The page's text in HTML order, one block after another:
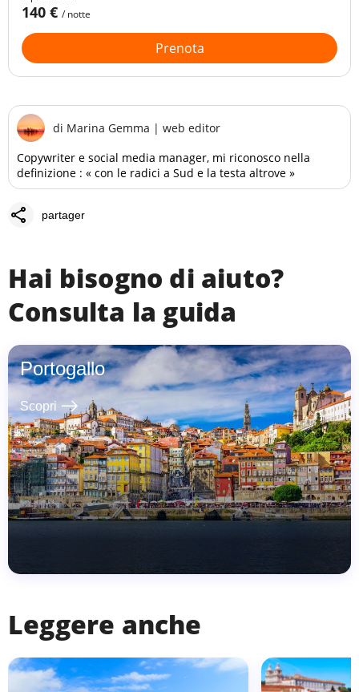
140 € / notte
Prenota
di Marina Gemma | web editor
Copywriter e social media manager, mi riconosco nella
definizione : « con le radici a Sud e la testa altrove »
share partager
Hai bisogno di aiuto?
Consulta la guida
Portogallo
Scopri east
Leggere anche